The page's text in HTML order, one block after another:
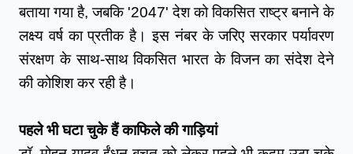
बताया गया है, जबकि '2047' देश को विकसित राष्ट्र बनाने के
लक्ष्य वर्ष का प्रतीक है। इस नंबर के जरिए सरकार पर्यावरण
संरक्षण के साथ-साथ विकसित भारत के विजन का संदेश देने
की कोशिश कर रही है।
पहले भी घटा चुके हैं काफिले की गाड़ियां